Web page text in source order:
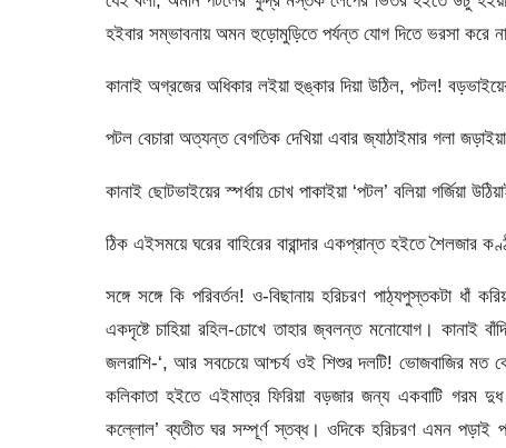
হইবার সম্ভাবনায় অমন হুড়োমুড়িতে পর্যন্ত যোগ দিতে ভরসা
কানাই অগ্রজের অধিকার লইয়া হুঙ্কার দিয়া উঠিল, পটল!
পটল বেচারা অত্যন্ত বেগতিক দেখিয়া এবার জ্যাঠাইমার গলা
কানাই ছোটভাইয়ের স্পর্ধায় চোখ পাকাইয়া ‘পটল’ বলিয়া গর্জিয়া
ঠিক এইসময়ে ঘরের বাহিরের বারান্দার একপ্রান্ত হইতে শৈলজার
সঙ্গে সঙ্গে কি পরিবর্তন! ও-বিছানায় হরিচরণ পাঠ্যপুস্তকটা ধাঁ
একদৃষ্টে চাহিয়া রহিল-চোখে তাহার জ্বলন্ত মনোযোগ। কানাই
জলরাশি-‘, আর সবচেয়ে আশ্চর্য ওই শিশুর দলটি! ভোজবাজির মত
কলিকাতা হইতে এইমাত্র ফিরিয়া বড়জার জন্য একবাটি গরম
কল্লোল’ ব্যতীত ঘর সম্পূর্ণ স্তব্ধ। ওদিকে হরিচরণ এমন পড়াই